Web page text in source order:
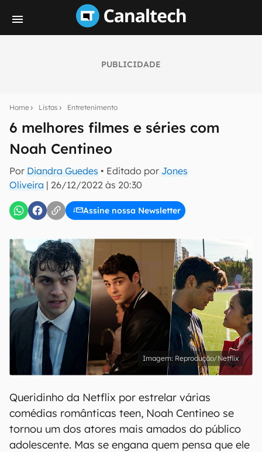
PUBLICIDADE
Home Listas Entretenimento
6 melhores filmes e séries com
Noah Centineo
Por Diandra Guedes • Editado por Jones
Oliveira | 26/12/2022 às 20:30
Assine nossa Newsletter
notícias e reviews sobre tecnologia em primeira
mão.
E-mail
Uso e Política de Privacidade do Canaltech.
Reprodução/Netflix
Queridinho da Netflix por estrelar várias
comédias românticas teen, Noah Centineo se
tornou um dos atores mais amados do público
adolescente. Mas se engana quem pensa que ele